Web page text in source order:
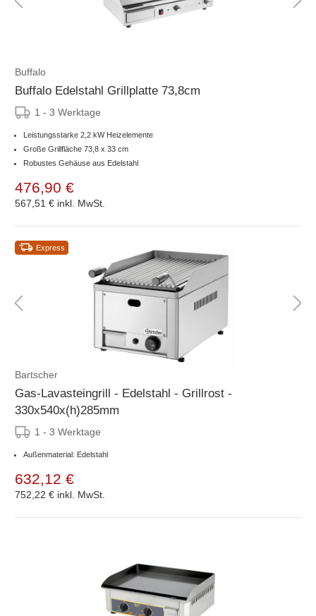
Buffalo
Buffalo Edelstahl Grillplatte 73,8cm
1 - 3 Werktage
Leistungsstarke 2,2 kW Heizelemente
Große Grillfläche 73,8 x 33 cm
Robustes Gehäuse aus Edelstahl
476,90 €
567,51 € inkl. MwSt.
Express
Bartscher
Gas-Lavasteingrill - Edelstahl - Grillrost -
330x540x(h)285mm
1 - 3 Werktage
Außenmaterial: Edelstahl
632,12 €
752,22 € inkl. MwSt.